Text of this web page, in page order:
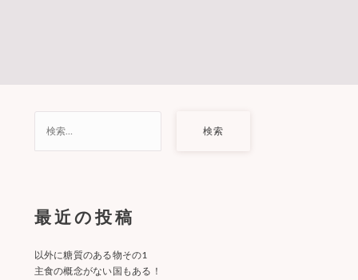
最近の投稿
以外に糖質のある物その1
主食の概念がない国もある！